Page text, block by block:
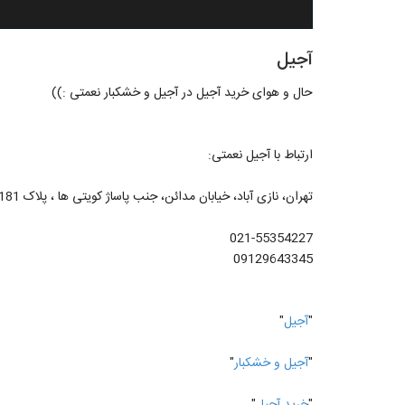
آجیل
حال و هوای خرید آجیل در آجیل و خشکبار نعمتی :))
ارتباط با آجیل نعمتی:
تهران، نازی آباد، خیابان مدائن، جنب پاساژ کویتی ها ، پلاک 181
021-55354227
09129643345
"آجیل"
"آجیل و خشکبار"